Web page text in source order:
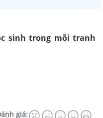
sinh trong mỗi tranh
giá: